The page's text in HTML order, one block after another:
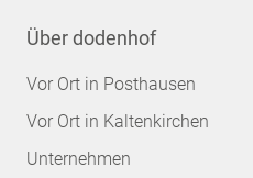
Über dodenhof
Vor Ort in Posthausen
Vor Ort in Kaltenkirchen
Unternehmen